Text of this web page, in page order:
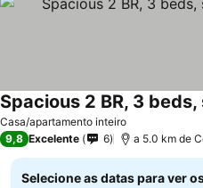
Casa/apartamento inteiro
9,8 Excelente 6 a 5.0 km de
Selecione as datas para ver